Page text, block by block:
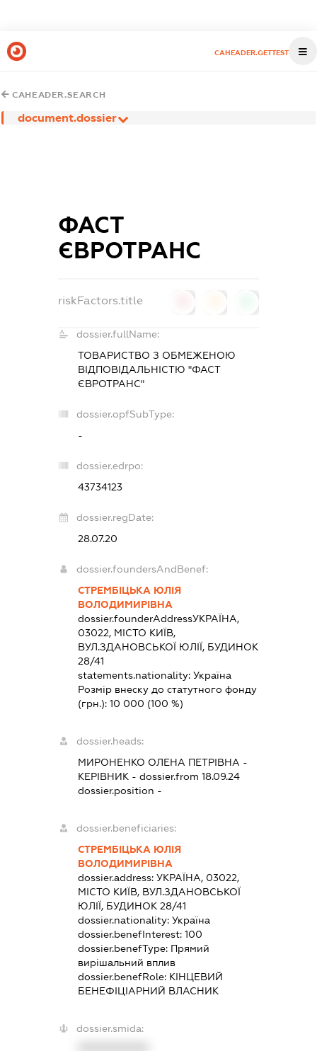
CAHEADER.GETTEST
CAHEADER.SEARCH
document.dossier
ФАСТ
ЄВРОТРАНС
riskFactors.title
dossier.fullName:
ТОВАРИСТВО З ОБМЕЖЕНОЮ
ВІДПОВІДАЛЬНІСТЮ "ФАСТ
ЄВРОТРАНС"
dossier.opfSubType:
-
dossier.edrpo:
43734123
dossier.regDate:
28.07.20
dossier.foundersAndBenef:
СТРЕМБІЦЬКА ЮЛІЯ
ВОЛОДИМИРІВНА
dossier.founderAddressУКРАЇНА,
03022, МІСТО КИЇВ,
ВУЛ.ЗДАНОВСЬКОЇ ЮЛІЇ, БУДИНОК
28/41
statements.nationality:Україна
Розмір внеску до статутного фонду
(грн.):10 000 (100 %)
dossier.heads:
МИРОНЕНКО ОЛЕНА ПЕТРІВНА -
КЕРІВНИК - dossier.from 18.09.24
dossier.position -
dossier.beneficiaries:
СТРЕМБІЦЬКА ЮЛІЯ
ВОЛОДИМИРІВНА
dossier.address:УКРАЇНА, 03022,
МІСТО КИЇВ, ВУЛ.ЗДАНОВСЬКОЇ
ЮЛІЇ, БУДИНОК 28/41
dossier.nationality:Україна
dossier.benefInterest:100
dossier.benefType: Прямий
вирішальний вплив
dossier.benefRole: КІНЦЕВИЙ
БЕНЕФІЦІАРНИЙ ВЛАСНИК
dossier.smida: